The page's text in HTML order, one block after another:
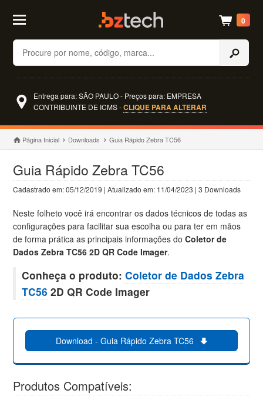
Buscar
0
Entrega para: SÃO PAULO - Preços para: EMPRESA
CONTRIBUINTE DE ICMS -CLIQUE PARA ALTERAR
Página Inicial Downloads Guia Rápido Zebra TC56
Guia Rápido Zebra TC56
Cadastrado em: 05/12/2019 | Atualizado em: 11/04/2023 | 3 Downloads
Neste folheto você irá encontrar os dados técnicos de todas as
configurações para facilitar sua escolha ou para ter em mãos
de forma prática as principais informações doColetor de
Dados Zebra TC56 2D QR Code Imager.
Conheça o produto:Coletor de Dados Zebra
TC56 2D QR Code Imager
Download - Guia Rápido Zebra TC56
Produtos Compatíveis: